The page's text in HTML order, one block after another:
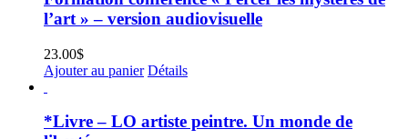
l’art » – version audiovisuelle
23.00$
Ajouter au panier Détails
*Livre – LO artiste peintre. Un monde de